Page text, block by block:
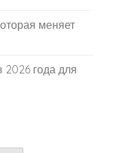
меняет
2026 года для